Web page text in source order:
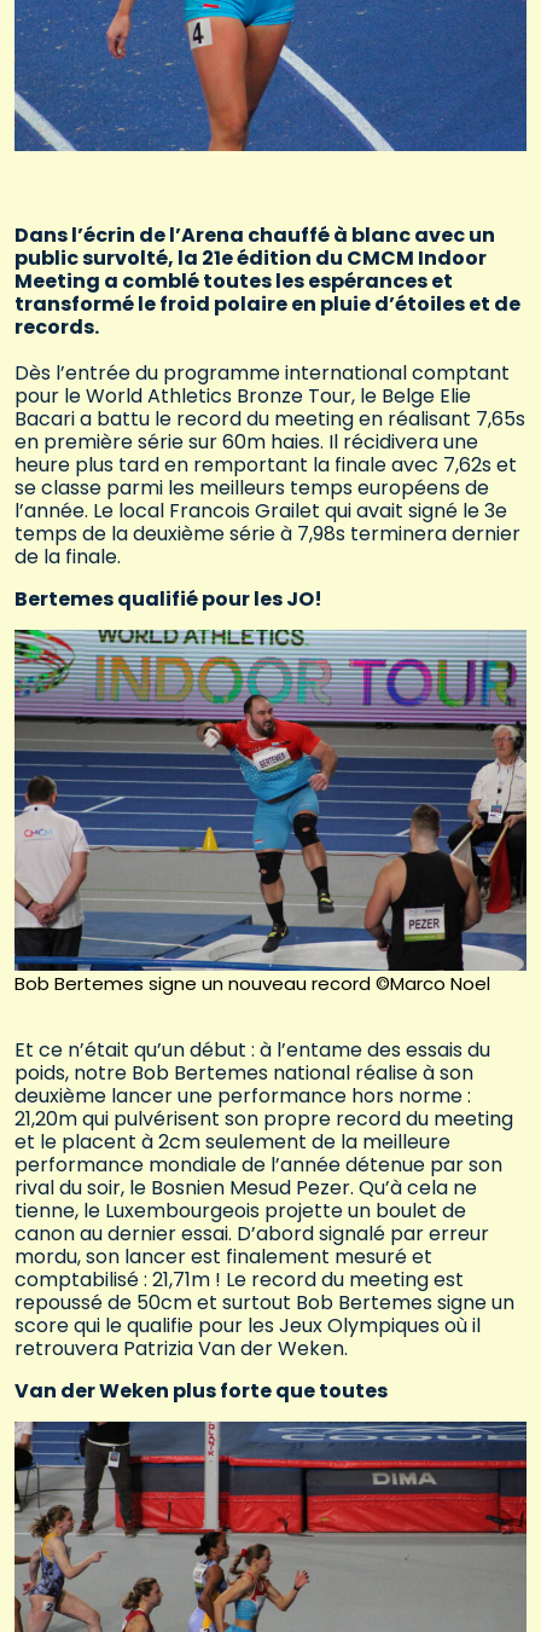
Dans l’écrin de l’Arena chauffé à blanc avec un
public survolté, la 21e édition du CMCM Indoor
Meeting a comblé toutes les espérances et
transformé le froid polaire en pluie d’étoiles et de
records.
Dès l’entrée du programme international comptant
pour le World Athletics Bronze Tour, le Belge Elie
Bacari a battu le record du meeting en réalisant 7,65s
en première série sur 60m haies. Il récidivera une
heure plus tard en remportant la finale avec 7,62s et
se classe parmi les meilleurs temps européens de
l’année. Le local Francois Grailet qui avait signé le 3e
temps de la deuxième série à 7,98s terminera dernier
de la finale.
Bertemes qualifié pour les JO!
Bob Bertemes signe un nouveau record ©Marco Noel
Et ce n’était qu’un début : à l’entame des essais du
poids, notre Bob Bertemes national réalise à son
deuxième lancer une performance hors norme :
21,20m qui pulvérisent son propre record du meeting
et le placent à 2cm seulement de la meilleure
performance mondiale de l’année détenue par son
rival du soir, le Bosnien Mesud Pezer. Qu’à cela ne
tienne, le Luxembourgeois projette un boulet de
canon au dernier essai. D’abord signalé par erreur
mordu, son lancer est finalement mesuré et
comptabilisé : 21,71m ! Le record du meeting est
repoussé de 50cm et surtout Bob Bertemes signe un
score qui le qualifie pour les Jeux Olympiques où il
retrouvera Patrizia Van der Weken.
Van der Weken plus forte que toutes